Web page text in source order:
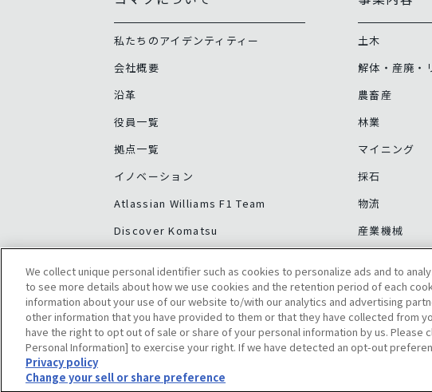
私たちのアイデンティティー
会社概要
沿革
役員一覧
拠点一覧
イノベーション
Atlassian Williams F1 Team
Discover Komatsu
土木
解体・産廃・
農畜産
林業
マイニング
採石
物流
産業機械
サービス・サ
© Komatsu Ltd.
We collect unique personal identifier such as cookies to personalize ads and to
to see more details about how we use cookies and the retention period of each
information about your use of our website to/with our analytics and advertising
other information that you have provided to them or that they have collected from
have the right to opt out of sale or share of your personal information by us. Please
Personal Information] to exercise your right. If we have detected an opt-out
Privacy policy
Change your sell or share preference